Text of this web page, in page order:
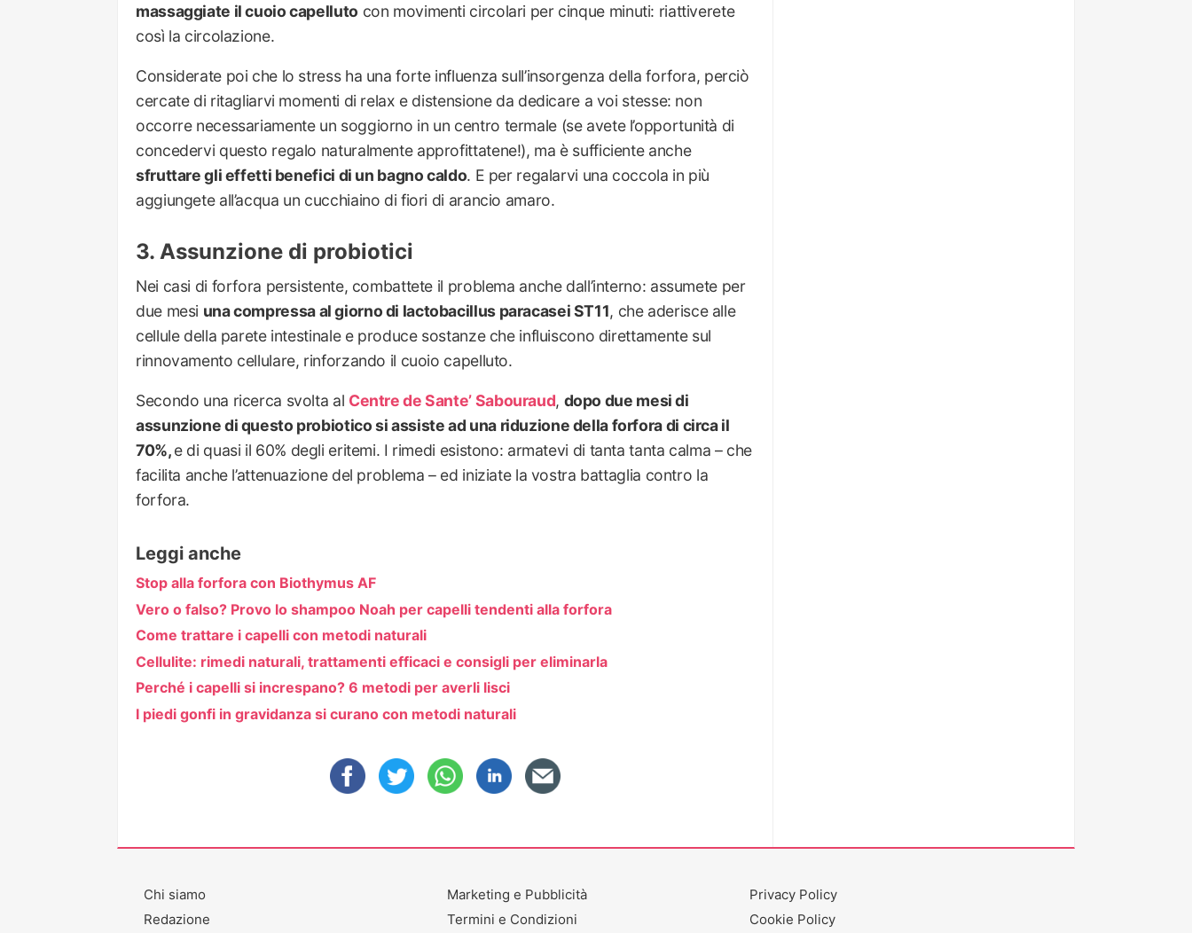
massaggiate il cuoio capelluto con movimenti circolari per cinque minuti: riattiverete
così la circolazione.
Considerate poi che lo stress ha una forte influenza sull’insorgenza della forfora, perciò
cercate di ritagliarvi momenti di relax e distensione da dedicare a voi stesse: non
occorre necessariamente un soggiorno in un centro termale (se avete l’opportunità di
concedervi questo regalo naturalmente approfittatene!), ma è sufficiente anche
sfruttare gli effetti benefici di un bagno caldo. E per regalarvi una coccola in più
aggiungete all’acqua un cucchiaino di fiori di arancio amaro.
Assunzione di probiotici
Nei casi di forfora persistente, combattete il problema anche dall’interno: assumete per
due mesi una compressa al giorno di lactobacillus paracasei ST11, che aderisce alle
cellule della parete intestinale e produce sostanze che influiscono direttamente sul
rinnovamento cellulare, rinforzando il cuoio capelluto.
Secondo una ricerca svolta al Centre de Sante’ Sabouraud, dopo due mesi di
assunzione di questo probiotico si assiste ad una riduzione della forfora di circa il
70%,e di quasi il 60% degli eritemi. I rimedi esistono: armatevi di tanta tanta calma – che
facilita anche l’attenuazione del problema – ed iniziate la vostra battaglia contro la
forfora.
Leggi anche
Stop alla forfora con Biothymus AF
Vero o falso? Provo lo shampoo Noah per capelli tendenti alla forfora
Come trattare i capelli con metodi naturali
Cellulite: rimedi naturali, trattamenti efficaci e consigli per eliminarla
Perché i capelli si increspano? 6 metodi per averli lisci
I piedi gonfi in gravidanza si curano con metodi naturali
Chi siamo
Redazione
Marketing e Pubblicità
Termini e Condizioni
Privacy Policy
Cookie Policy